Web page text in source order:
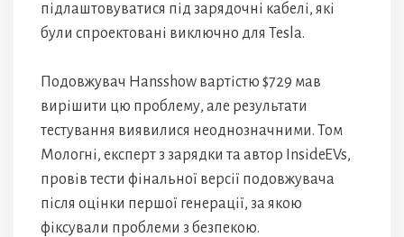
підлаштовуватися під зарядочні кабелі, які
були спроектовані виключно для Tesla.
Подовжувач Hansshow вартістю $729 мав
вирішити цю проблему, але результати
тестування виявилися неоднозначними. Том
Мологні, експерт з зарядки та автор InsideEVs,
провів тести фінальної версії подовжувача
після оцінки першої генерації, за якою
фіксували проблеми з безпекою.